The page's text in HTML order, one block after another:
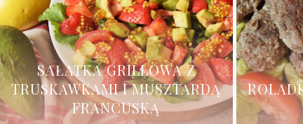
SAŁATKA GRILLOWA Z
TRUSKAWKAMI I MUSZTARDĄ
FRANCUSKĄ